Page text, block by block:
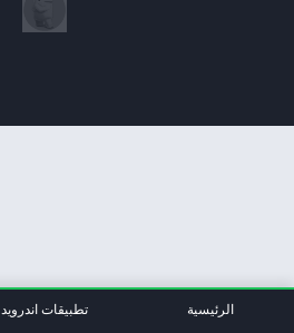
الرئيسية تطبيقات اندرويد